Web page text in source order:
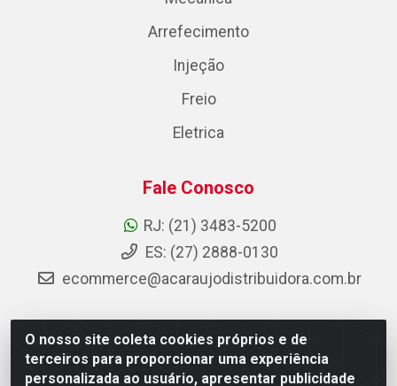
O nosso site coleta cookies próprios e de
terceiros para proporcionar uma experiência
personalizada ao usuário, apresentar publicidade
Arrefecimento
Injeção
Freio
Eletrica
Fale Conosco
RJ: (21) 3483-5200
ES: (27) 2888-0130
ecommerce@acaraujodistribuidora.com.br
AC Araujo Distribuidora - Rua Carneiro de Campos, 42 -
São Cristóvão, Rio de Janeiro/RJ - CEP 20.920-410 -